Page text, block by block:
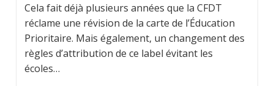
Cela fait déjà plusieurs années que la CFDT
réclame une révision de la carte de l’Éducation
Prioritaire. Mais également, un changement des
règles d’attribution de ce label évitant les
écoles…